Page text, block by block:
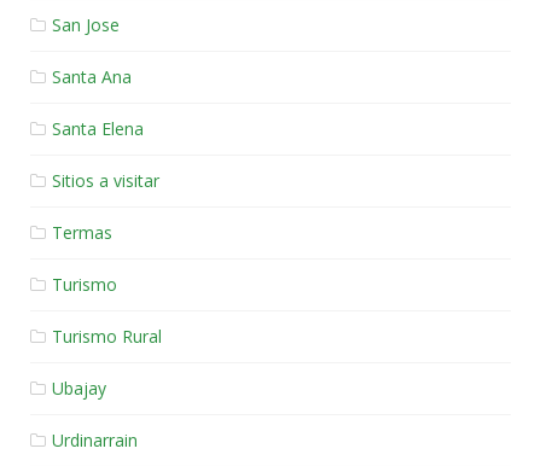
San Jose
Santa Ana
Santa Elena
Sitios a visitar
Termas
Turismo
Turismo Rural
Ubajay
Urdinarrain